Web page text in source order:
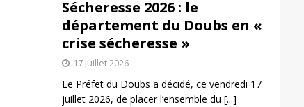
Sécheresse 2026 : le
département du Doubs en «
crise sécheresse »
17 juillet 2026
Le Préfet du Doubs a décidé, ce vendredi 17
juillet 2026, de placer l’ensemble du [...]